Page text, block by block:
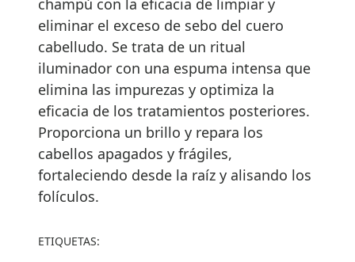
champú con la eficacia de limpiar y
eliminar el exceso de sebo del cuero
cabelludo. Se trata de un ritual
iluminador con una espuma intensa que
elimina las impurezas y optimiza la
eficacia de los tratamientos posteriores.
Proporciona un brillo y repara los
cabellos apagados y frágiles,
fortaleciendo desde la raíz y alisando los
folículos.
ETIQUETAS: